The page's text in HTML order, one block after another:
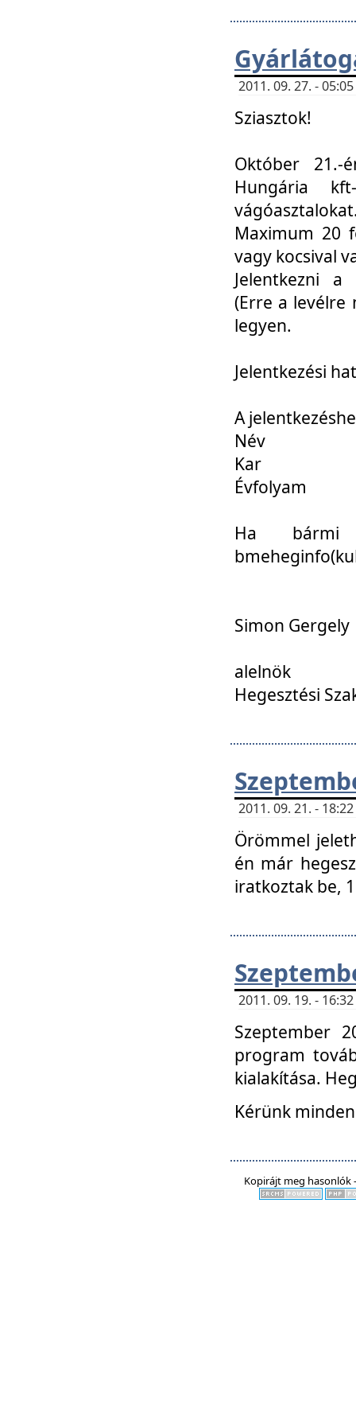
2011. 09. 27. -
Sziasztok!
Október 21.-
Hungária
Maximum 20
vagy kocsival
Jelentkezni a
(Erre a levélre
legyen.
Jelentkezési
A
Név
Kar
Évfolyam
Ha
Simon Gergely
alelnök
Hegesztési
2011. 09. 21. -
Örömmel
én már
iratkoztak be,
2011. 09. 19. -
Szeptember
program
kialakítása.
Kérünk
Kopirájt meg hasonlók